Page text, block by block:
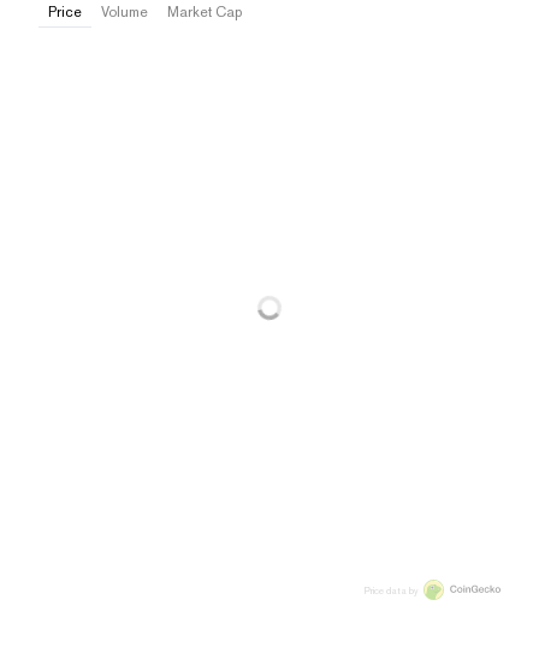
Price Volume Market Cap
Price data by